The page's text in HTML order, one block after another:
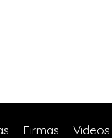
Firmas Videos